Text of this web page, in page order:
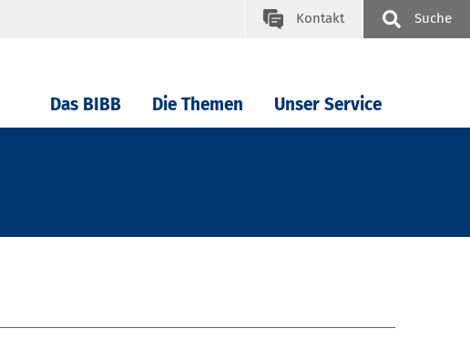
Kontakt Suche
Das BIBB Die Themen Unser Service